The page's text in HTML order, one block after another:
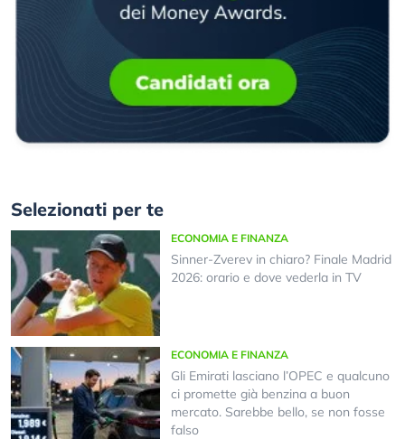
Selezionati per te
ECONOMIA E FINANZA
Sinner-Zverev in chiaro? Finale Madrid
2026: orario e dove vederla in TV
ECONOMIA E FINANZA
Gli Emirati lasciano l’OPEC e qualcuno
ci promette già benzina a buon
mercato. Sarebbe bello, se non fosse
falso